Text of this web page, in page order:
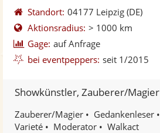
5
Sternen
Standort: 04177 Leipzig (DE)
Aktionsradius: > 1000 km
Gage: auf Anfrage
bei eventpeppers: seit 1/2015
Showkünstler, Zauberer/Magier
Zauberer/Magier Gedankenleser
Varieté
Moderator Walkact